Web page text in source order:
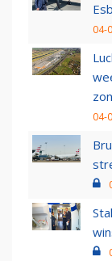
04-
04-